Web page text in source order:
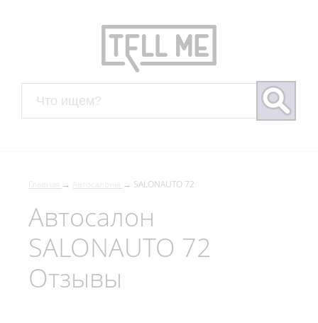
Главная Автосалоны SALONAUTO 72
Автосалон
SALONAUTO 72
Отзывы